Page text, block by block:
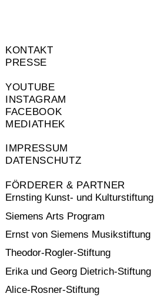
KONTAKT
PRESSE
YOUTUBE
INSTAGRAM
FACEBOOK
MEDIATHEK
IMPRESSUM
DATENSCHUTZ
FÖRDERER & PARTNER
Ernsting Kunst- und Kulturstiftung
Siemens Arts Program
Ernst von Siemens Musikstiftung
Theodor-Rogler-Stiftung
Erika und Georg Dietrich-Stiftung
Alice-Rosner-Stiftung